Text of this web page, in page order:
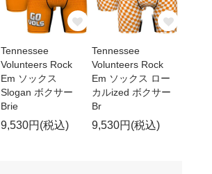
Tennessee
Volunteers Rock
Em ソックス
Slogan ボクサー
Brie
9,530円(税込)
Tennessee
Volunteers Rock
Em ソックス ロー
カルized ボクサー
Br
9,530円(税込)